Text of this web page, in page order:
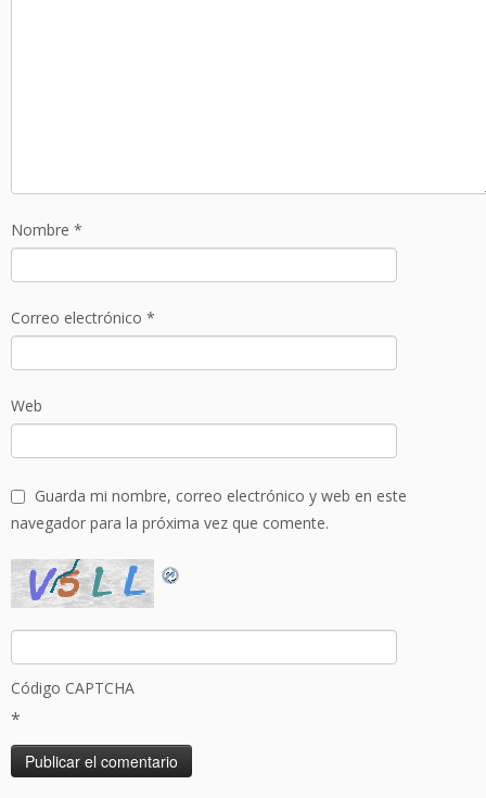
Nombre *
Correo electrónico *
Web
Guarda mi nombre, correo electrónico y web en este
navegador para la próxima vez que comente.
Código CAPTCHA
*